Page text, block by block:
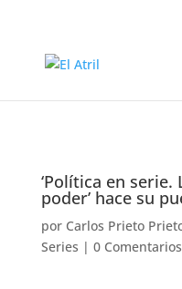
‘Política en
poder’ hace su
por Carlos Prieto
Series | 0 Comentarios